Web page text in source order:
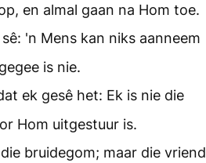
en almal gaan na Hom toe.
'n Mens kan niks aanneem
is nie.
ek gesê het: Ek is nie die
Hom uitgestuur is.
bruidegom; maar die vriend